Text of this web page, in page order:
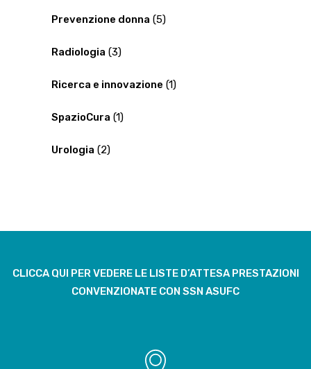
Prevenzione donna (5)
Radiologia (3)
Ricerca e innovazione (1)
SpazioCura (1)
Urologia (2)
CLICCA QUI PER VEDERE LE LISTE D’ATTESA PRESTAZIONI
CONVENZIONATE CON SSN ASUFC